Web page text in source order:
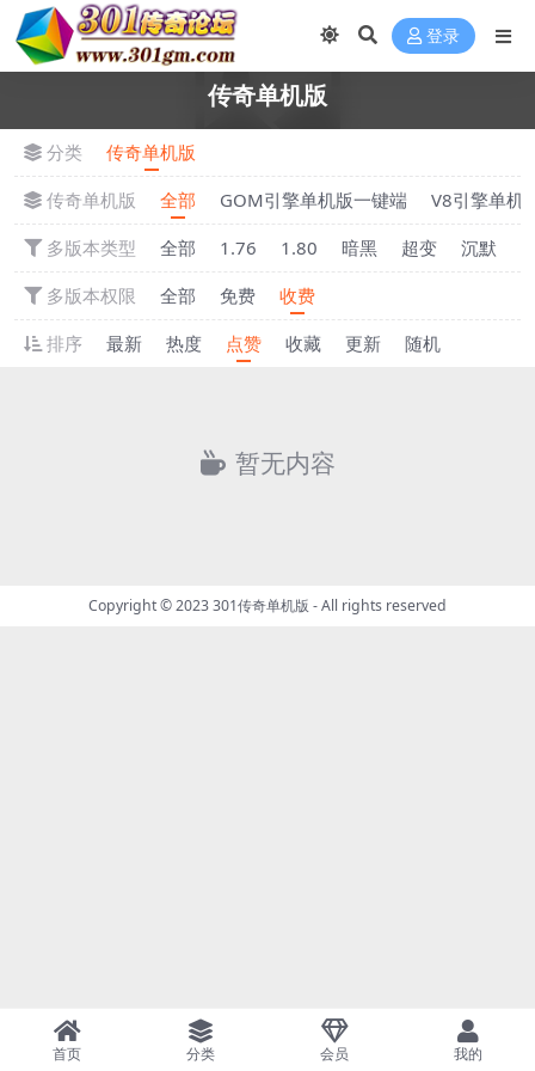
登录
传奇单机版
分类
传奇单机版
传奇单机版
全部 GOM引擎单机版一键端
V8引擎单机
多版本类型
全部 1.76 1.80 暗黑 超变 沉默
多版本权限
全部 免费
收费
排序
最新 热度 点赞 收藏 更新 随机
暂无内容
Copyright © 2023301传奇单机版 - All rights reserved
首页 分类 会员 我的